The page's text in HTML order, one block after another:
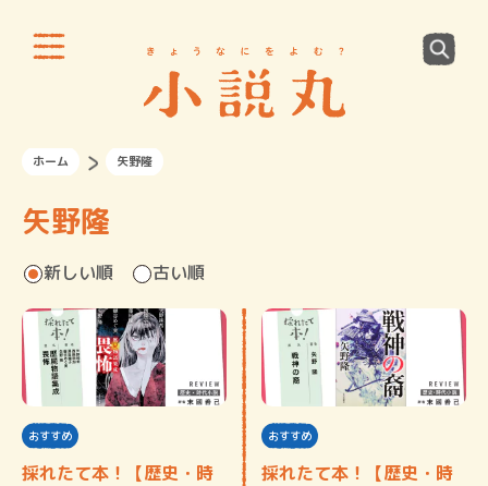
ホーム 矢野隆
矢野隆
新しい順 古い順
おすすめ
採れたて本！【歴史・時
おすすめ
採れたて本！【歴史・時